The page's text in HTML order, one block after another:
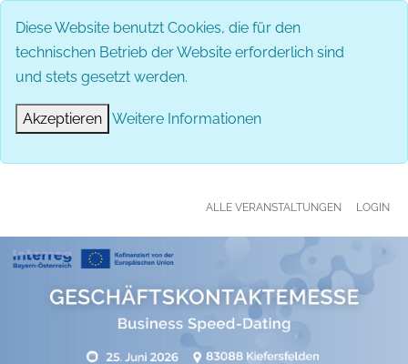
Diese Website benutzt Cookies, die für den
technischen Betrieb der Website erforderlich sind
und stets gesetzt werden.
Akzeptieren Weitere Informationen
ALLE VERANSTALTUNGEN LOGIN
MENÜ